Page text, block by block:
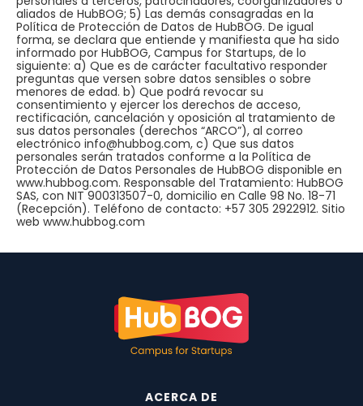
aliados de HubBOG; 5) Las demás consagradas en la
Política de Protección de Datos de HubBOG. De igual
forma, se declara que entiende y manifiesta que ha sido
informado por HubBOG, Campus for Startups, de lo
siguiente: a) Que es de carácter facultativo responder
preguntas que versen sobre datos sensibles o sobre
menores de edad. b) Que podrá revocar su
consentimiento y ejercer los derechos de acceso,
rectificación, cancelación y oposición al tratamiento de
sus datos personales (derechos “ARCO”), al correo
electrónico info@hubbog.com, c) Que sus datos
personales serán tratados conforme a la Política de
Protección de Datos Personales de HubBOG disponible en
www.hubbog.com. Responsable del Tratamiento: HubBOG
SAS, con NIT 900313507-0, domicilio en Calle 98 No. 18-71
(Recepción). Teléfono de contacto: +57 305 2922912. Sitio
web www.hubbog.com
ACERCA DE